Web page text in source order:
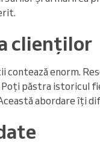
clienților
contează enorm.
Poți păstra istoricul
abordare îți